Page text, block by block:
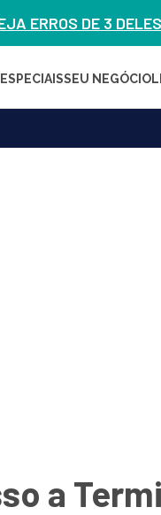
ERROS DE 3
SEU NEGÓCIO
a